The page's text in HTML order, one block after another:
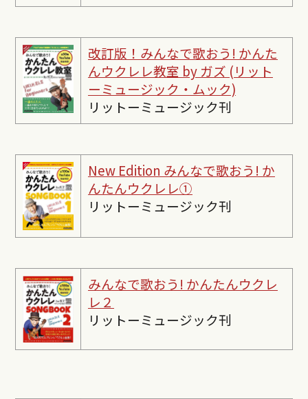
改訂版！みんなで歌おう! かんた
んウクレレ教室 by ガズ (リット
ーミュージック・ムック)
リットーミュージック刊
New Edition みんなで歌おう! か
んたんウクレレ①
リットーミュージック刊
みんなで歌おう! かんたんウクレ
レ２
リットーミュージック刊